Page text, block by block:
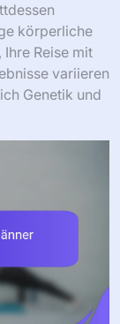
körperliche
Reise mit
variieren
Genetik und